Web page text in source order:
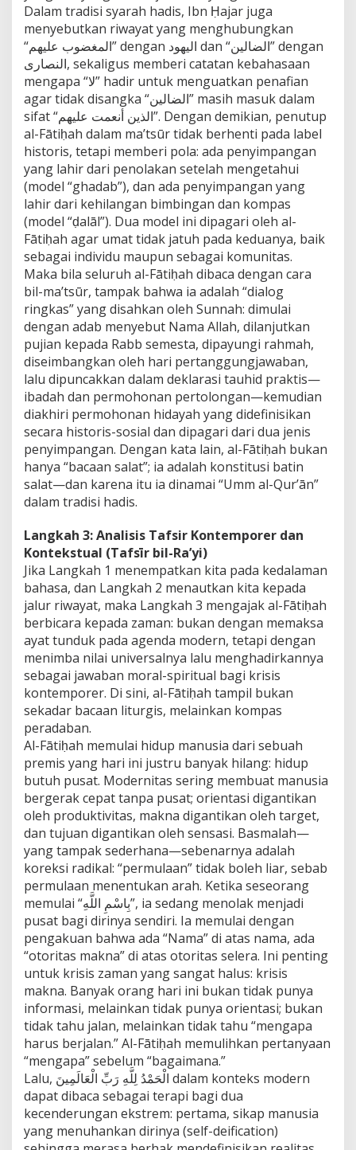
Dalam tradisi syarah hadis, Ibn Ḥajar juga
menyebutkan riwayat yang menghubungkan
“المغضوب عليهم” dengan اليهود dan “الضالين” dengan
النصارى, sekaligus memberi catatan kebahasaan
mengapa “لا” hadir untuk menguatkan penafian
agar tidak disangka “الضالين” masih masuk dalam
sifat “الذين أنعمت عليهم”. Dengan demikian, penutup
al-Fātiḥah dalam ma’tsūr tidak berhenti pada label
historis, tetapi memberi pola: ada penyimpangan
yang lahir dari penolakan setelah mengetahui
(model “ghadab”), dan ada penyimpangan yang
lahir dari kehilangan bimbingan dan kompas
(model “ḍalāl”). Dua model ini dipagari oleh al-
Fātiḥah agar umat tidak jatuh pada keduanya, baik
sebagai individu maupun sebagai komunitas.
Maka bila seluruh al-Fātiḥah dibaca dengan cara
bil-ma’tsūr, tampak bahwa ia adalah “dialog
ringkas” yang disahkan oleh Sunnah: dimulai
dengan adab menyebut Nama Allah, dilanjutkan
pujian kepada Rabb semesta, dipayungi rahmah,
diseimbangkan oleh hari pertanggungjawaban,
lalu dipuncakkan dalam deklarasi tauhid praktis—
ibadah dan permohonan pertolongan—kemudian
diakhiri permohonan hidayah yang didefinisikan
secara historis-sosial dan dipagari dari dua jenis
penyimpangan. Dengan kata lain, al-Fātiḥah bukan
hanya “bacaan salat”; ia adalah konstitusi batin
salat—dan karena itu ia dinamai “Umm al-Qur’ān”
dalam tradisi hadis.
Langkah 3: Analisis Tafsir Kontemporer dan
Kontekstual (Tafsīr bil-Ra’yi)
Jika Langkah 1 menempatkan kita pada kedalaman
bahasa, dan Langkah 2 menautkan kita kepada
jalur riwayat, maka Langkah 3 mengajak al-Fātiḥah
berbicara kepada zaman: bukan dengan memaksa
ayat tunduk pada agenda modern, tetapi dengan
menimba nilai universalnya lalu menghadirkannya
sebagai jawaban moral-spiritual bagi krisis
kontemporer. Di sini, al-Fātiḥah tampil bukan
sekadar bacaan liturgis, melainkan kompas
peradaban.
Al-Fātiḥah memulai hidup manusia dari sebuah
premis yang hari ini justru banyak hilang: hidup
butuh pusat. Modernitas sering membuat manusia
bergerak cepat tanpa pusat; orientasi digantikan
oleh produktivitas, makna digantikan oleh target,
dan tujuan digantikan oleh sensasi. Basmalah—
yang tampak sederhana—sebenarnya adalah
koreksi radikal: “permulaan” tidak boleh liar, sebab
permulaan menentukan arah. Ketika seseorang
memulai “بِاسْمِ اللَّهِ”, ia sedang menolak menjadi
pusat bagi dirinya sendiri. Ia memulai dengan
pengakuan bahwa ada “Nama” di atas nama, ada
“otoritas makna” di atas otoritas selera. Ini penting
untuk krisis zaman yang sangat halus: krisis
makna. Banyak orang hari ini bukan tidak punya
informasi, melainkan tidak punya orientasi; bukan
tidak tahu jalan, melainkan tidak tahu “mengapa
harus berjalan.” Al-Fātiḥah memulihkan pertanyaan
“mengapa” sebelum “bagaimana.”
Lalu, الْحَمْدُ لِلَّهِ رَبِّ الْعَالَمِينَ dalam konteks modern
dapat dibaca sebagai terapi bagi dua
kecenderungan ekstrem: pertama, sikap manusia
yang menuhankan dirinya (self-deification)